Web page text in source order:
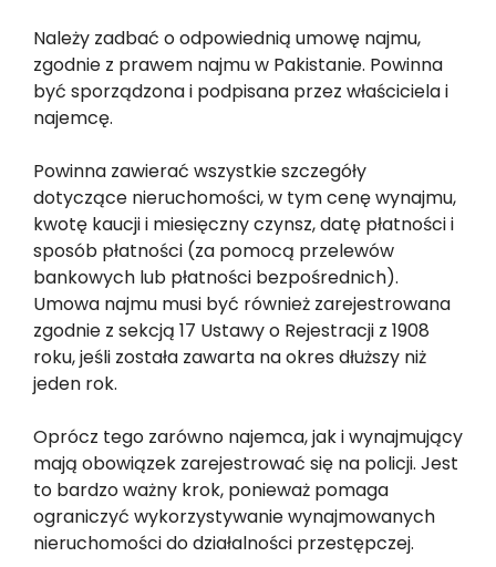
Należy zadbać o odpowiednią umowę najmu,
zgodnie z prawem najmu w Pakistanie. Powinna
być sporządzona i podpisana przez właściciela i
najemcę.
Powinna zawierać wszystkie szczegóły
dotyczące nieruchomości, w tym cenę wynajmu,
kwotę kaucji i miesięczny czynsz, datę płatności i
sposób płatności (za pomocą przelewów
bankowych lub płatności bezpośrednich).
Umowa najmu musi być również zarejestrowana
zgodnie z sekcją 17 Ustawy o Rejestracji z 1908
roku, jeśli została zawarta na okres dłuższy niż
jeden rok.
Oprócz tego zarówno najemca, jak i wynajmujący
mają obowiązek zarejestrować się na policji. Jest
to bardzo ważny krok, ponieważ pomaga
ograniczyć wykorzystywanie wynajmowanych
nieruchomości do działalności przestępczej.